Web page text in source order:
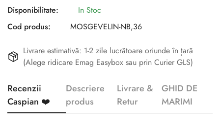
Disponibilitate:
In Stoc
Cod produs:
MOSGEVELIN-NB,36
Livrare estimativă: 1-2 zile lucrătoare oriunde în țară
(Alege ridicare Emag Easybox sau prin Curier GLS)
Recenzii
Caspian ❤️
Descriere
produs
Livrare &
Retur
GHID DE
MARIMI